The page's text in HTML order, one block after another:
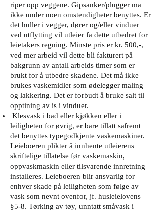
riper opp veggene. Gipsanker/plugger må
ikke under noen omstendigheter benyttes. Er
det huller i vegger, dører og/eller vinduer
ved utflytting vil utleier få dette utbedret for
leietakers regning. Minste pris er kr. 500,-,
ved mer arbeid vil dette bli fakturert på
bakgrunn av antall arbeids timer som er
brukt for å utbedre skadene. Det må ikke
brukes vaskemidler som ødelegger maling
og lakkering. Det er forbudt å bruke salt til
opptining av is i vinduer.
Klesvask i bad eller kjøkken eller i
leiligheten for øvrig, er bare tillatt såfremt
det benyttes typegodkjente vaskemaskiner.
Leieboeren plikter å innhente utleierens
skriftelige tillatelse før vaskemaskin,
oppvaskmaskin eller tilsvarende innretning
installeres. Leieboeren blir ansvarlig for
enhver skade på leiligheten som følge av
vask som nevnt ovenfor, jf. husleielovens
§5-8. Tørking av tøy, unntatt småvask i